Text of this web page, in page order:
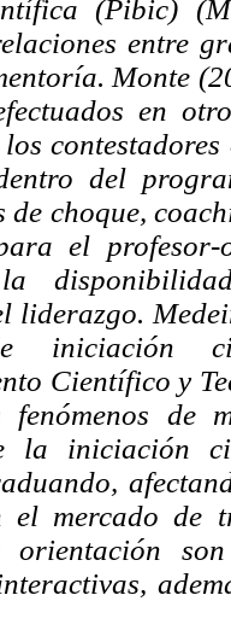
(Pibic)
entre
Monte
en
del
de choque,
el
la
liderazgo.
iniciación
Científico y
de
la iniciación
el mercado de
orientación